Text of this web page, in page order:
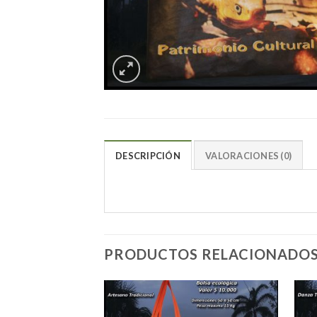
DESCRIPCIÓN VALORACIONES (0)
PRODUCTOS